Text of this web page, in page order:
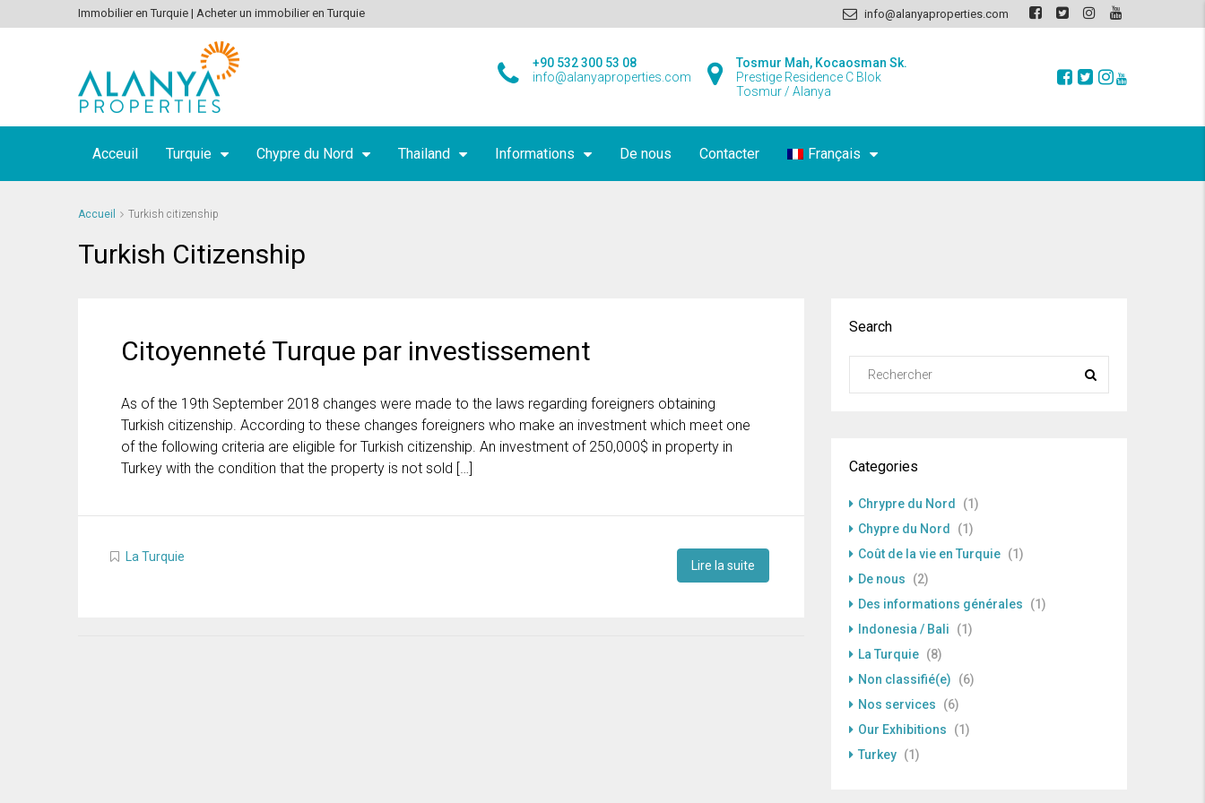
Immobilier en Turquie | Acheter un immobilier en Turquie info@alanyaproperties.com
Tosmur Mah, Kocaosman Sk.
Prestige Residence C Blok
Tosmur / Alanya
+90 532 300 53 08
info@alanyaproperties.com
Acceuil Turquie Chypre du Nord Thailand Informations De nous Contacter Français
Accueil Turkish citizenship
Turkish Citizenship
Citoyenneté Turque par investissement
As of the 19th September 2018 changes were made to the laws regarding foreigners obtaining
Turkish citizenship. According to these changes foreigners who make an investment which meet one
of the following criteria are eligible for Turkish citizenship. An investment of 250,000$ in property in
Turkey with the condition that the property is not sold […]
La Turquie
Lire la suite
Search
Categories
Chrypre du Nord
(1)
Chypre du Nord
(1)
Coût de la vie en Turquie (1)
De nous
(2)
Des informations générales
(1)
Indonesia / Bali
(1)
La Turquie (8)
Non classifié(e)
(6)
Nos services
(6)
Our Exhibitions
(1)
Turkey (1)